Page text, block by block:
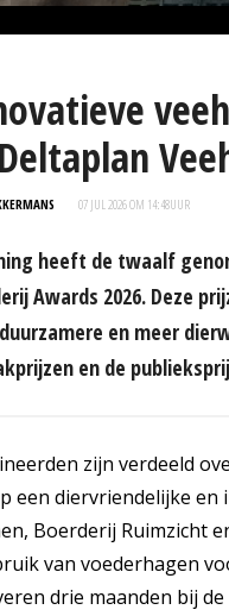
07 JUL 2026 OM 14:48UUR
heeft de twaalf
Awards 2026. Deze
en meer
en de
zijn verdeeld
een diervriendelijke
Boerderij Ruimzicht
van voederhagen
drie maanden bij